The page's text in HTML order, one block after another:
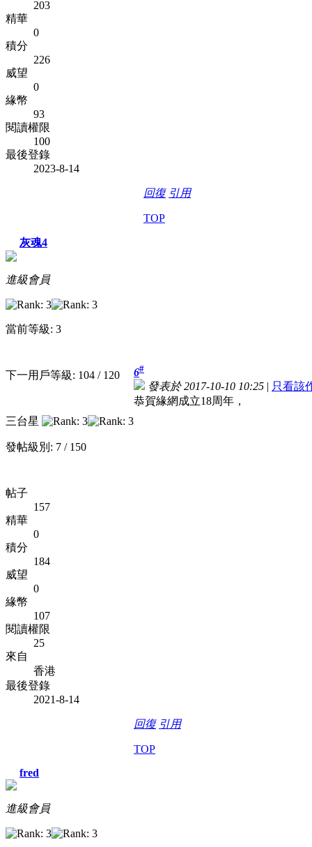
203
精華
0
積分
226
威望
0
緣幣
93
閱讀權限
100
最後登錄
2023-8-14
回復 引用
TOP
灰魂4
進級會員
當前等級: 3
下一用戶等級: 104 / 120
三台星
發帖級別: 7 / 150
帖子
157
精華
0
積分
184
威望
0
緣幣
107
閱讀權限
25
來自
香港
最後登錄
2021-8-14
6#
發表於 2017-10-10 10:25 | 只看該
恭賀緣網成立18周年，
回復 引用
TOP
fred
進級會員